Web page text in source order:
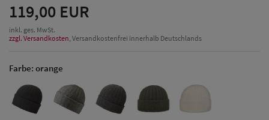
119,00 EUR
inkl. ges. MwSt.
zzgl. Versandkosten, Versandkostenfrei innerhalb Deutschlands
Farbe: orange